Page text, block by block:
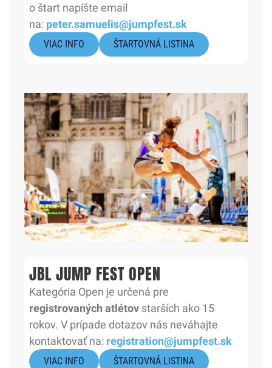
o štart napíšte email
na: peter.samuelis@jumpfest.sk
VIAC INFO ŠTARTOVNÁ LISTINA
JBL JUMP FEST OPEN
Kategória Open je určená pre
registrovaných atlétov starších ako 15
rokov. V prípade dotazov nás neváhajte
kontaktovať na: registration@jumpfest.sk
VIAC INFO ŠTARTOVNÁ LISTINA